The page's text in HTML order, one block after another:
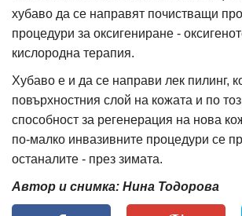
хубаво да се направят почистващи
процедури за оксигениране -
кислородна терапия.
Хубаво е и да се направи лек пилинг,
повърхностния слой на кожата и по
способност за регенерация на нова
по-малко инвазивните процедури се
останалите - през зимата.
Автор и снимка: Нина Тодорова